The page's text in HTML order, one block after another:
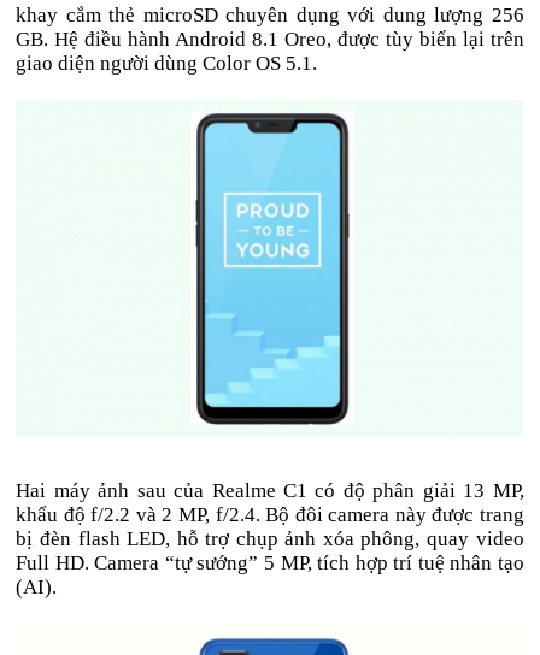
khay cắm thẻ microSD chuyên dụng với dung lượng 256
GB. Hệ điều hành Android 8.1 Oreo, được tùy biến lại trên
giao diện người dùng Color OS 5.1.
Hai máy ảnh sau của Realme C1 có độ phân giải 13 MP,
khẩu độ f/2.2 và 2 MP, f/2.4. Bộ đôi camera này được trang
bị đèn flash LED, hỗ trợ chụp ảnh xóa phông, quay video
Full HD. Camera “tự sướng” 5 MP, tích hợp trí tuệ nhân tạo
(AI).